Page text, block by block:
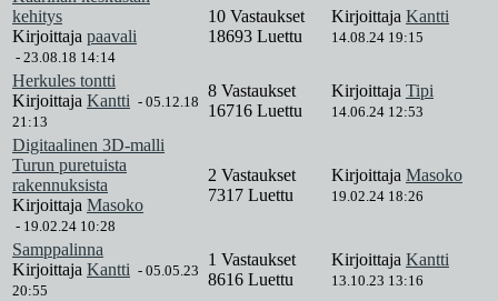
kehitys
Kirjoittaja paavali
- 23.08.18 14:14
10 Vastaukset
18693 Luettu
Kirjoittaja Kantti
14.08.24 19:15
Herkules tontti
Kirjoittaja Kantti - 05.12.18
21:13
8 Vastaukset
16716 Luettu
Kirjoittaja Tipi
14.06.24 12:53
Digitaalinen 3D-malli
Turun puretuista
rakennuksista
Kirjoittaja Masoko
- 19.02.24 10:28
2 Vastaukset
7317 Luettu
Kirjoittaja Masoko
19.02.24 18:26
Samppalinna
Kirjoittaja Kantti - 05.05.23
20:55
1 Vastaukset
8616 Luettu
Kirjoittaja Kantti
13.10.23 13:16